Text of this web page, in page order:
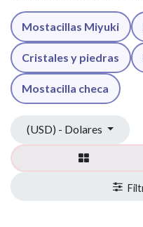
Mostacillas Miyuki
Cristales y piedras
Mostacilla checa
(USD) - Dolares